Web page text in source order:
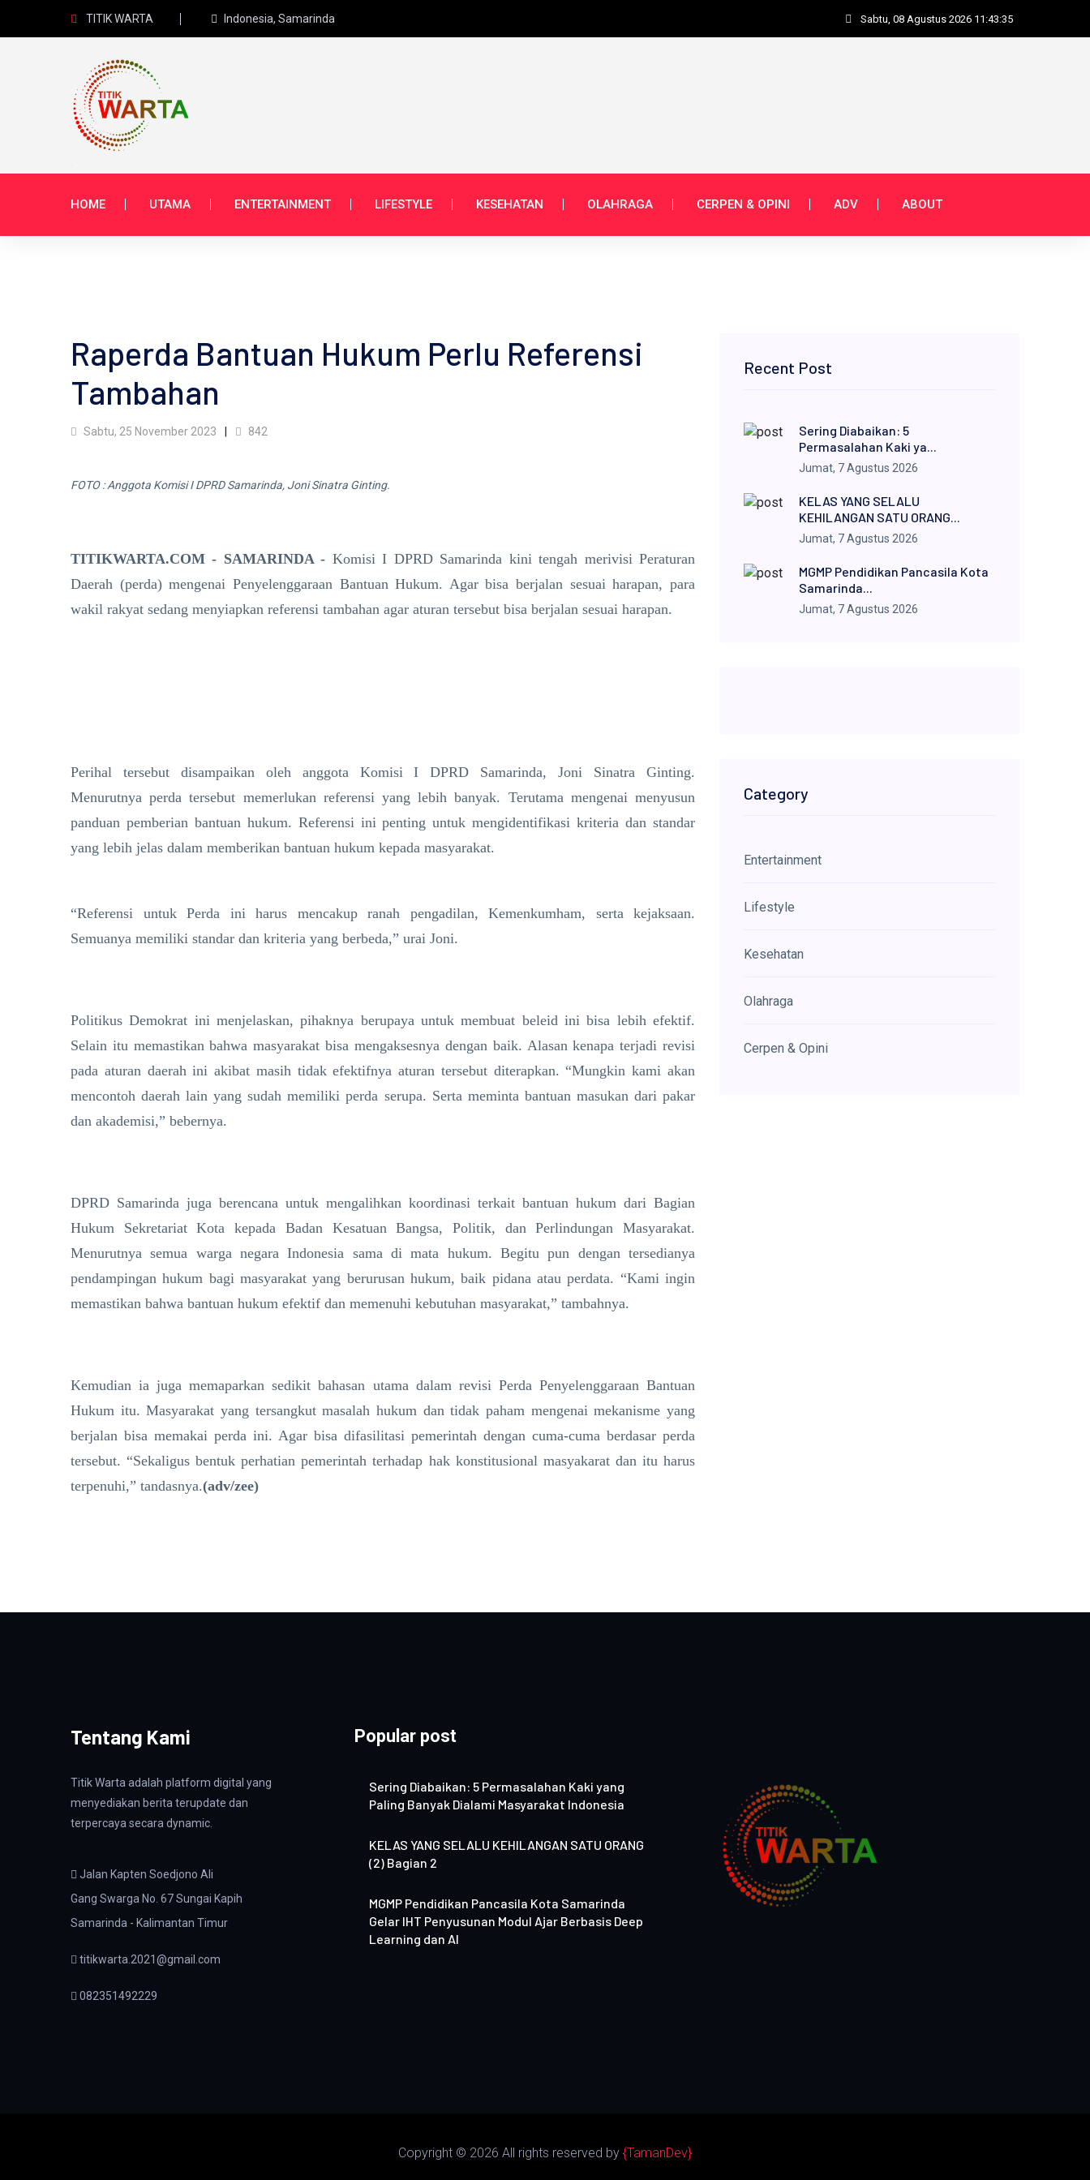
TITIK WARTA Indonesia, Samarinda Sabtu, 08 Agustus 2026 11:43:35
HOME UTAMA ENTERTAINMENT LIFESTYLE KESEHATAN OLAHRAGA CERPEN & OPINI ADV ABOUT
Raperda Bantuan Hukum Perlu Referensi
Tambahan
Sabtu, 25 November 2023 842
FOTO : Anggota Komisi I DPRD Samarinda, Joni Sinatra Ginting.
TITIKWARTA.COM - SAMARINDA - Komisi I DPRD Samarinda kini tengah merivisi Peraturan
Daerah (perda) mengenai Penyelenggaraan Bantuan Hukum. Agar bisa berjalan sesuai harapan, para
wakil rakyat sedang menyiapkan referensi tambahan agar aturan tersebut bisa berjalan sesuai harapan.
Perihal tersebut disampaikan oleh anggota Komisi I DPRD Samarinda, Joni Sinatra Ginting.
Menurutnya perda tersebut memerlukan referensi yang lebih banyak. Terutama mengenai menyusun
panduan pemberian bantuan hukum. Referensi ini penting untuk mengidentifikasi kriteria dan standar
yang lebih jelas dalam memberikan bantuan hukum kepada masyarakat.
“Referensi untuk Perda ini harus mencakup ranah pengadilan, Kemenkumham, serta kejaksaan.
Semuanya memiliki standar dan kriteria yang berbeda,” urai Joni.
Politikus Demokrat ini menjelaskan, pihaknya berupaya untuk membuat beleid ini bisa lebih efektif.
Selain itu memastikan bahwa masyarakat bisa mengaksesnya dengan baik. Alasan kenapa terjadi revisi
pada aturan daerah ini akibat masih tidak efektifnya aturan tersebut diterapkan. “Mungkin kami akan
mencontoh daerah lain yang sudah memiliki perda serupa. Serta meminta bantuan masukan dari pakar
dan akademisi,” bebernya.
DPRD Samarinda juga berencana untuk mengalihkan koordinasi terkait bantuan hukum dari Bagian
Hukum Sekretariat Kota kepada Badan Kesatuan Bangsa, Politik, dan Perlindungan Masyarakat.
Menurutnya semua warga negara Indonesia sama di mata hukum. Begitu pun dengan tersedianya
pendampingan hukum bagi masyarakat yang berurusan hukum, baik pidana atau perdata. “Kami ingin
memastikan bahwa bantuan hukum efektif dan memenuhi kebutuhan masyarakat,” tambahnya.
Kemudian ia juga memaparkan sedikit bahasan utama dalam revisi Perda Penyelenggaraan Bantuan
Hukum itu. Masyarakat yang tersangkut masalah hukum dan tidak paham mengenai mekanisme yang
berjalan bisa memakai perda ini. Agar bisa difasilitasi pemerintah dengan cuma-cuma berdasar perda
tersebut. “Sekaligus bentuk perhatian pemerintah terhadap hak konstitusional masyakarat dan itu harus
terpenuhi,” tandasnya.(adv/zee)
Recent Post
Sering Diabaikan: 5
Permasalahan Kaki ya...
Jumat, 7 Agustus 2026
KELAS YANG SELALU
KEHILANGAN SATU ORANG...
Jumat, 7 Agustus 2026
MGMP Pendidikan Pancasila Kota
Samarinda...
Jumat, 7 Agustus 2026
Category
Entertainment
Lifestyle
Kesehatan
Olahraga
Cerpen & Opini
Tentang Kami
Titik Warta adalah platform digital yang
menyediakan berita terupdate dan
terpercaya secara dynamic.
Jalan Kapten Soedjono Ali
Gang Swarga No. 67 Sungai Kapih
Samarinda - Kalimantan Timur
titikwarta.2021@gmail.com
082351492229
Popular post
Sering Diabaikan: 5 Permasalahan Kaki yang
Paling Banyak Dialami Masyarakat Indonesia
KELAS YANG SELALU KEHILANGAN SATU ORANG
(2) Bagian 2
MGMP Pendidikan Pancasila Kota Samarinda
Gelar IHT Penyusunan Modul Ajar Berbasis Deep
Learning dan AI
Copyright © 2026 All rights reserved by {TamanDev}